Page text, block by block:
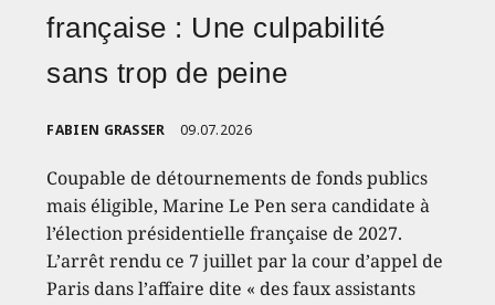
française : Une culpabilité
sans trop de peine
FABIEN GRASSER 09.07.2026
Coupable de détournements de fonds publics
mais éligible, Marine Le Pen sera candidate à
l’élection présidentielle française de 2027.
L’arrêt rendu ce 7 juillet par la cour d’appel de
Paris dans l’affaire dite « des faux assistants